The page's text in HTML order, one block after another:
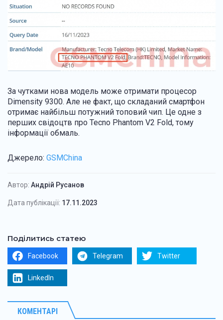
За чутками нова модель може отримати процесор
Dimensity 9300. Але не факт, що складаний смартфон
отримає найбільш потужний топовий чип. Це одне з
перших свідоцтв про Tecno Phantom V2 Fold, тому
інформації обмаль.
Джерело: GSMChina
Автор: Андрій Русанов
Дата публікації: 17.11.2023
Поділитись статею
Facebook Telegram Twitter
LinkedIn
КОМЕНТАРІ